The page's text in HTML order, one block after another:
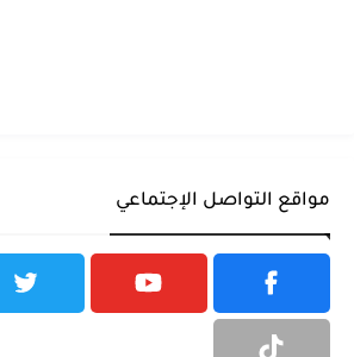
مواقع التواصل الإجتماعي